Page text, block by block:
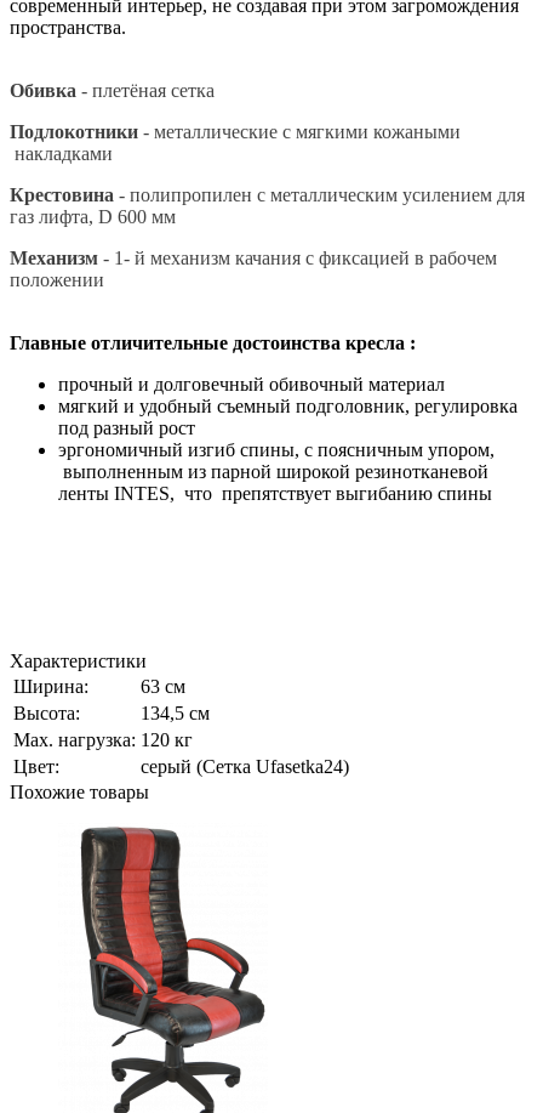
современный интерьер, не создавая при этом загромождения
пространства.
Обивка - плетёная сетка
Подлокотники - металлические с мягкими кожаными
накладками
Крестовина - полипропилен с металлическим усилением для
газ лифта, D 600 мм
Механизм - 1- й механизм качания с фиксацией в рабочем
положении
Главные отличительные достоинства кресла :
прочный и долговечный обивочный материал
мягкий и удобный съемный подголовник, регулировка
под разный рост
эргономичный изгиб спины, с поясничным упором,
выполненным из парной широкой резинотканевой
ленты INTES, что препятствует выгибанию спины
Характеристики
Ширина:
63 см
Высота:
134,5 см
Мах. нагрузка: 120 кг
Цвет:
серый (Сетка Ufasetka24)
Похожие товары